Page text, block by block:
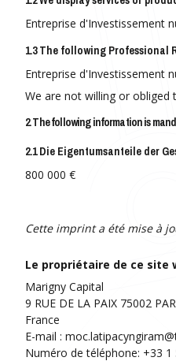
Entreprise d'Investissement
1.3 The following Professional
Entreprise d'Investissement
We are not willing or
2. The following information is
2.1 Die Eigentumsanteile der
800 000 €
Cette imprint a été mise à
Le propriétaire de ce site
Marigny Capital
9 RUE DE LA PAIX 75002
France
E-mail :
Numéro de téléphone: +33 1